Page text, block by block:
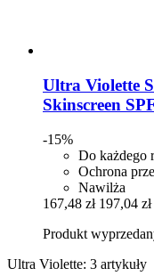
Ultra Violette
Skinscreen
-15%
Do każdego
Ochrona
Nawilża
167,48 zł 197,04 zł
Produkt
Ultra Violette: 3 artykuły